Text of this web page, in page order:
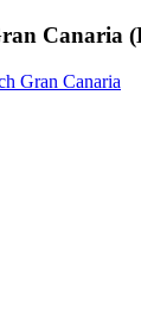
Canaria
Gran Canaria